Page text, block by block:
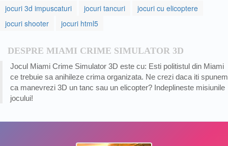
jocuri 3d impuscaturi jocuri tancuri
jocuri cu elicoptere
jocuri shooter
jocuri html5
DESPRE MIAMI CRIME SIMULATOR 3D
Jocul Miami Crime Simulator 3D este cu: Esti politistul din Miami
ce trebuie sa anihileze crima organizata. Ne crezi daca iti spunem
ca manevrezi 3D un tanc sau un elicopter? Indeplineste misiunile
jocului!